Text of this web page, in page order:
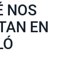
NOS
EN